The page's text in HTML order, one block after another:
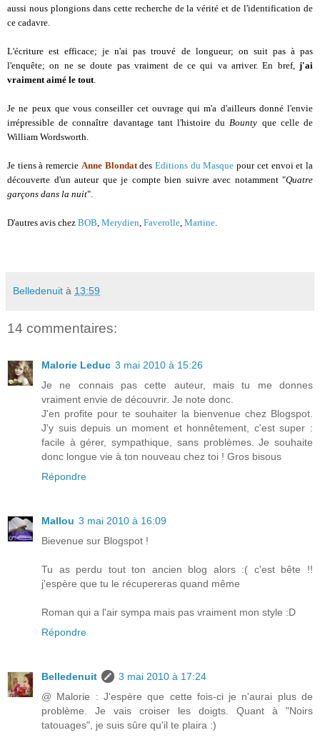
aussi nous plongions dans cette recherche de la vérité et de l'identification de
ce cadavre.
L'écriture est efficace; je n'ai pas trouvé de longueur; on suit pas à pas
l'enquête; on ne se doute pas vraiment de ce qui va arriver. En bref, j'ai
vraiment aimé le tout
Je ne peux que vous conseiller cet ouvrage qui m'a d'ailleurs donné l'envie
irrépressible de connaître davantage tant l'histoire du Bounty que celle de
William Wordsworth.
Je tiens à remercie Anne BlondatdesEditions du Masque pour cet envoi et la
découverte d'un auteur que je compte bien suivre avec notamment "Quatre
garçons dans la nuit".
D'autres avis chez BOB Merydien Faverolle Martine
Belledenuit à 13:59
14 commentaires:
Malorie Leduc 3 mai 2010 à 15:26
Je ne connais pas cette auteur, mais tu me donnes
vraiment envie de découvrir. Je note donc.
J'en profite pour te souhaiter la bienvenue chez Blogspot.
J'y suis depuis un moment et honnêtement, c'est super :
facile à gérer, sympathique, sans problèmes. Je souhaite
donc longue vie à ton nouveau chez toi ! Gros bisous
Répondre
Mallou 3 mai 2010 à 16:09
Bievenue sur Blogspot !
Tu as perdu tout ton ancien blog alors :( c'est bête !!
j'espère que tu le récupereras quand même
Roman qui a l'air sympa mais pas vraiment mon style :D
Répondre
Belledenuit
3 mai 2010 à 17:24
@ Malorie : J'espère que cette fois-ci je n'aurai plus de
problème. Je vais croiser les doigts. Quant à "Noirs
tatouages", je suis sûre qu'il te plaira :)